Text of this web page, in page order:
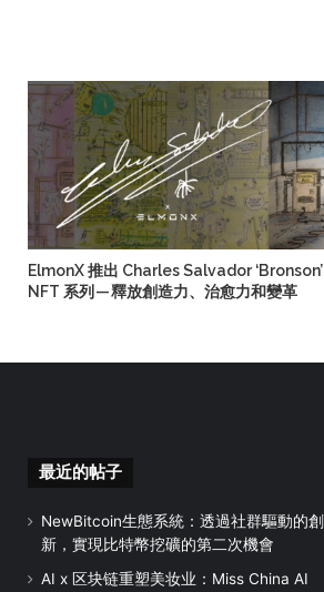
ElmonX 推出 Charles Salvador ‘Bronson’
NFT 系列 — 釋放創造力、治愈力和變革
最近的帖子
NewBitcoin生態系統：透過社群驅動的創
新，實現比特幣挖礦的第二次機會
AI x 区块链重塑美妆业：Miss China AI